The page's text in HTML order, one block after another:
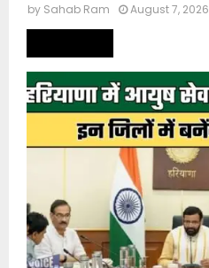
by Sahab Ram August 7, 2026